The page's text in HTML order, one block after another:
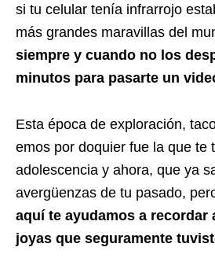
si tu celular tenía infrarrojo
más grandes maravillas del
siempre y cuando no los
minutos para pasarte un
Esta época de exploración,
emos por doquier fue la que te
adolescencia y ahora, que ya
avergüenzas de tu pasado,
aquí te ayudamos a recordar
joyas que seguramente